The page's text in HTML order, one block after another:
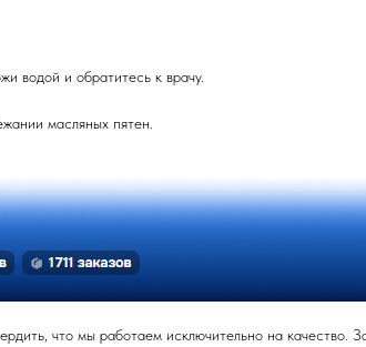
водой и обратитесь к врачу.
масляных пятен.
что мы работаем исключительно на качество.